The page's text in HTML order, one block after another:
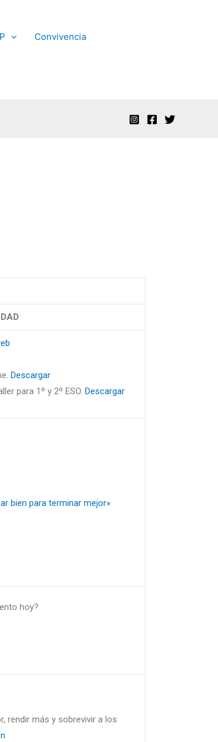
Convivencia
Descargar
para 1º y 2º ESO. Descargar
bien para terminar mejor»
hoy?
rendir más y sobrevivir a los